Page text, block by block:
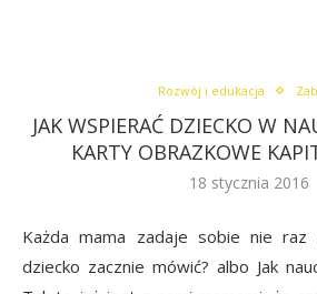
Rozwój i edukacja
JAK WSPIERAĆ DZIECKO W
KARTY OBRAZKOWE
18 stycznia 2016
Każda mama zadaje sobie nie
dziecko zacznie mówić? albo Jak